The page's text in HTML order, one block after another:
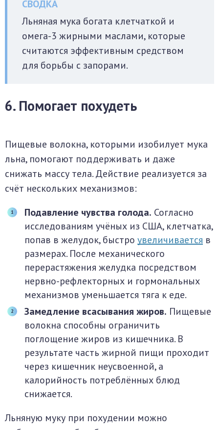
Льняная мука богата клетчаткой и
омега-3 жирными маслами, которые
считаются эффективным средством
для борьбы с запорами.
6. Помогает похудеть
Пищевые волокна, которыми изобилует мука
льна, помогают поддерживать и даже
снижать массу тела. Действие реализуется за
счёт нескольких механизмов:
Подавление чувства голода. Согласно
исследованиям учёных из США, клетчатка,
попав в желудок, быстро увеличивается в
размерах. После механического
перерастяжения желудка посредством
нервно-рефлекторных и гормональных
механизмов уменьшается тяга к еде.
Замедление всасывания жиров. Пищевые
волокна способны ограничить
поглощение жиров из кишечника. В
результате часть жирной пищи проходит
через кишечник неусвоенной, а
калорийность потреблённых блюд
снижается.
Льняную муку при похудении можно